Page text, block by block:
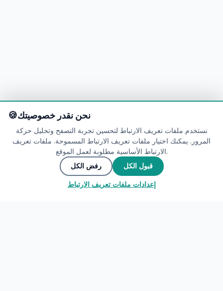
مستعد للاستكشاف؟
نحن نقدر خصوصيتك
نستخدم ملفات تعريف الارتباط لتحسين تجربة التصفح وتحليل حركة
المرور. يمكنك اختيار ملفات تعريف الارتباط المسموحة. ملفات تعريف
الارتباط الأساسية مطلوبة لعمل الموقع.
رفض الكل قبول الكل
إعدادات ملفات تعريف الارتباط